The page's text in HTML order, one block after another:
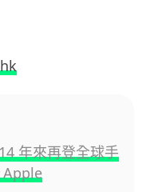
年來再登全球手
Apple